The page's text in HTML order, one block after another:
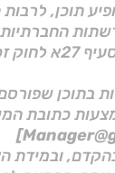
תוכן,
החברתיות
בהתאם להוראות
בתוכן
כתובת
ובמידת